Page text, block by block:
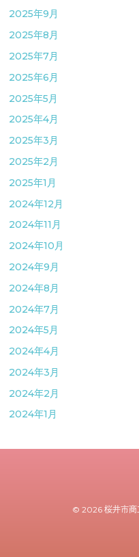
2025年9月
2025年8月
2025年7月
2025年6月
2025年5月
2025年4月
2025年3月
2025年2月
2025年1月
2024年12月
2024年11月
2024年10月
2024年9月
2024年8月
2024年7月
2024年5月
2024年4月
2024年3月
2024年2月
2024年1月
© 2026 桜井市商